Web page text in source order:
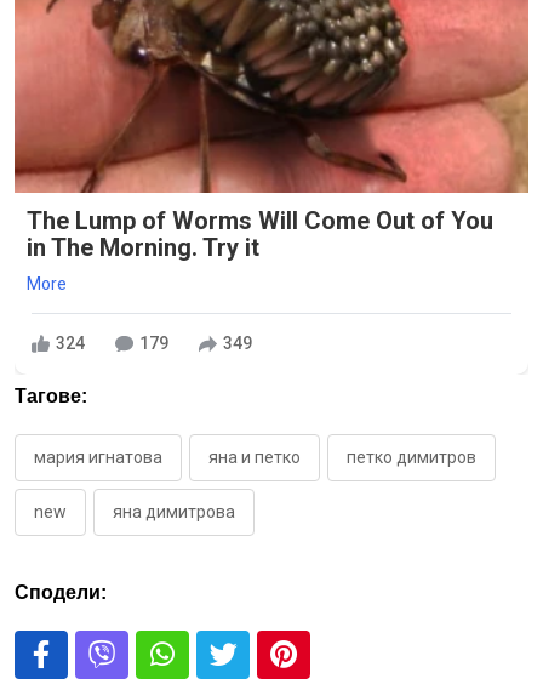
The Lump of Worms Will Come Out of You
in The Morning. Try it
More
324 179 349
Тагове:
мария игнатова яна и петко петко димитров
new яна димитрова
Сподели: